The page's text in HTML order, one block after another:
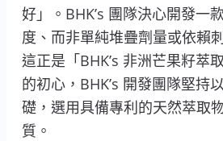
好」。BHK’s 團隊決心開發一
度、而非單純堆疊劑量或依賴
這正是「BHK’s 非洲芒果籽萃
的初心，BHK’s 開發團隊堅持
礎，選用具備專利的天然萃取
質。